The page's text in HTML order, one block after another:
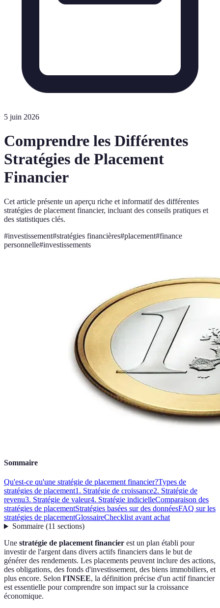
5 juin 2026
Comprendre les Différentes
Stratégies de Placement
Financier
Cet article présente un aperçu riche et informatif des différentes
stratégies de placement financier, incluant des conseils pratiques et
des statistiques clés.
#investissement#stratégies financières#placement#finance
personnelle#investissements
Sommaire
Qu'est-ce qu'une stratégie de placement financier?Types de
stratégies de placement1. Stratégie de croissance2. Stratégie de
revenu3. Stratégie de valeur4. Stratégie indicielleComparaison des
stratégies de placementStratégies basées sur des donnéesFAQ sur les
stratégies de placementGlossaireChecklist avant achat
Sommaire(11 sections)
Une stratégie de placement financier est un plan établi pour
investir de l'argent dans divers actifs financiers dans le but de
générer des rendements. Les placements peuvent inclure des actions,
des obligations, des fonds d'investissement, des biens immobiliers, et
plus encore. Selon l'INSEE, la définition précise d'un actif financier
est essentielle pour comprendre son impact sur la croissance
économique.